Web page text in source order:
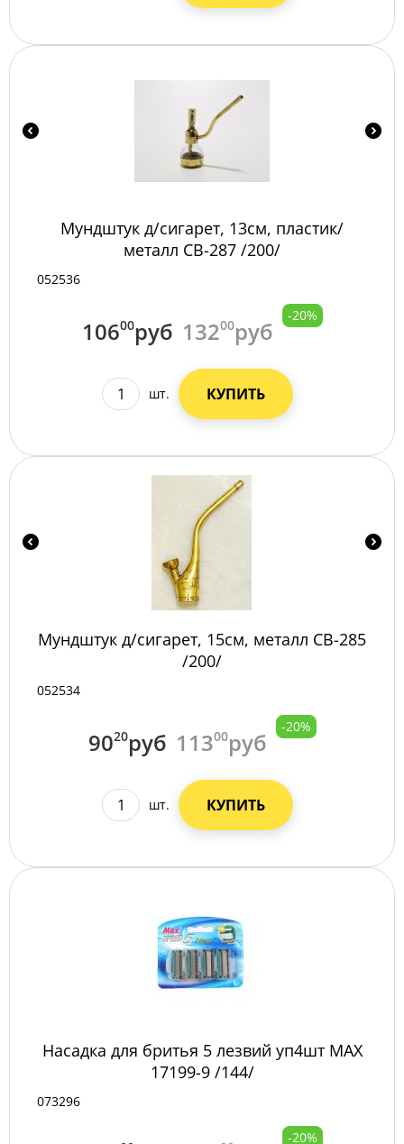
Мундштук д/сигарет, 13см, пластик/
металл СВ-287 /200/
052536
10600руб 13200руб
-20%
шт. КУПИТЬ
Мундштук д/сигарет, 15см, металл СВ-285
/200/
052534
9020руб 11300руб
-20%
шт. КУПИТЬ
Насадка для бритья 5 лезвий уп4шт MAX
17199-9 /144/
073296
-20%